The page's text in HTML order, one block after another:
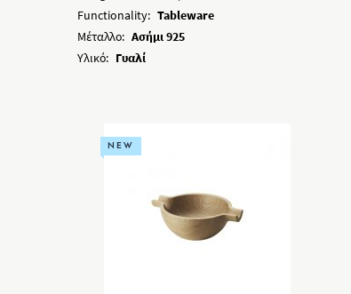
Functionality: Tableware
Μέταλλο: Ασήμι 925
Υλικό: Γυαλί
NEW